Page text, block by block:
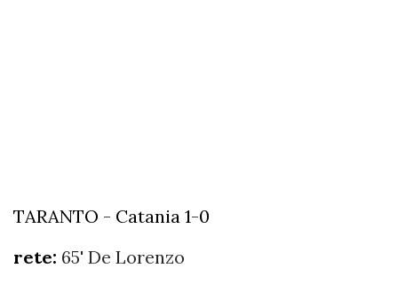
TARANTO - Catania 1-0
rete: 65' De Lorenzo